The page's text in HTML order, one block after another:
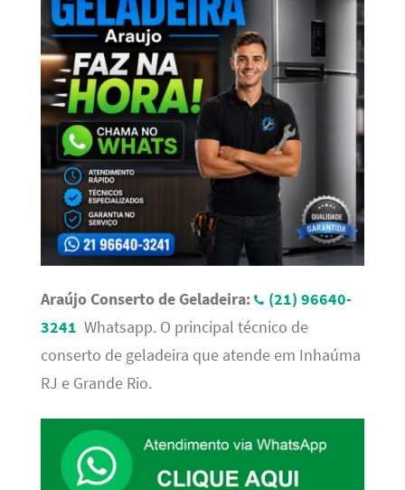
Araújo Conserto de Geladeira:
(21) 96640-
3241 Whatsapp. O principal técnico de
conserto de geladeira que atende em Inhaúma
RJ e Grande Rio.